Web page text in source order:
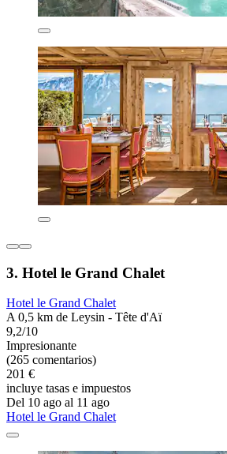
3. Hotel le Grand Chalet
Hotel le Grand Chalet
A 0,5 km de Leysin - Tête d'Aï
9,2/10
Impresionante
(265 comentarios)
201 €
incluye tasas e impuestos
Del 10 ago al 11 ago
Hotel le Grand Chalet